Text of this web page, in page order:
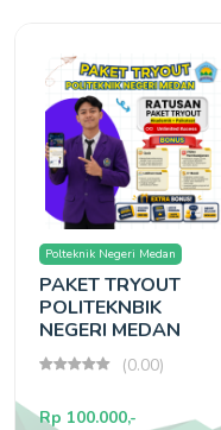
Polteknik Negeri Medan
PAKET TRYOUT
POLITEKNBIK
NEGERI MEDAN
(0.00)
Rp 100.000,-